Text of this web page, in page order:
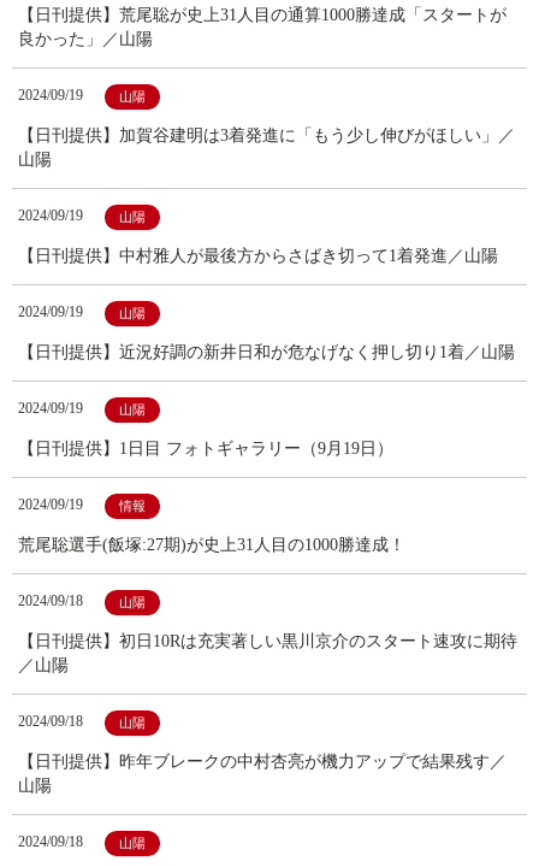
【日刊提供】荒尾聡が史上31人目の通算1000勝達成「スタートが
良かった」／山陽
2024/09/19 山陽
【日刊提供】加賀谷建明は3着発進に「もう少し伸びがほしい」／
山陽
2024/09/19 山陽
【日刊提供】中村雅人が最後方からさばき切って1着発進／山陽
2024/09/19 山陽
【日刊提供】近況好調の新井日和が危なげなく押し切り1着／山陽
2024/09/19 山陽
【日刊提供】1日目 フォトギャラリー（9月19日）
2024/09/19 情報
荒尾聡選手(飯塚:27期)が史上31人目の1000勝達成！
2024/09/18 山陽
【日刊提供】初日10Rは充実著しい黒川京介のスタート速攻に期待
／山陽
2024/09/18 山陽
【日刊提供】昨年ブレークの中村杏亮が機力アップで結果残す／
山陽
2024/09/18 山陽